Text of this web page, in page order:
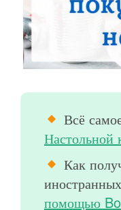
Всё
Настольной
Как
помощью